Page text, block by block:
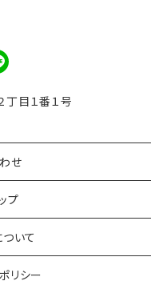
目１番１号
せ
プ
いて
リシー